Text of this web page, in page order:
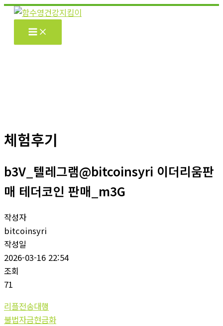
콘
체험후기
b3V_텔레그램@bitcoinsyri 이더리움판
매 테더코인 판매_m3G
작성자
bitcoinsyri
작성일
2026-03-16 22:54
조회
71
리플전송대행
불법자금현금화